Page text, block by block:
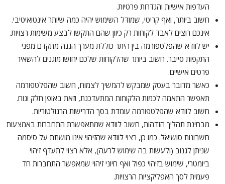
העדפות אישיות והגדרות פרטיות.
חשוב ביותר, ואף קריטי, שמודל השימוש יהיה כמה שיותר אינטואיטיבי.
אינכם רוצים לאבד לקוחות רק כיוון שהם התקשו לבצע משימות רצויות.
יש לוודא שהפלטפורמה בין היתר כוללת מערך הגנה מתקדם מפני
התקפות סייבר. חשוב ביותר שהלקוחות שלכם יחושו מוגנים להשאיר
פרטים אישיים.
כאשר מדובר בעסק שמבקש להמשיך לצמוח, חשוב שהפלטפורמה
תאפשר התאמה לכמות הלקוחות המתעדכנת, וזאת באופן חלק ונוח.
חשוב לוודא שהפלטפורמה עומדת בסך הדרישות הרגולטוריות.
מבחינת תהליך הזדהות, חשוב לוודא שמתאפשרת התחברות באמצעות
חשבונות סושיאל. כמו כן, רצוי לוודא שהזיהוי אינו מושתת על סיסמה
שניתן לגנוב (ולעשות בה שימוש לרעה), אלא רצוי לתעדף זיהוי
ביומטרי, שימוש בזיהוי כפול ואף חיוני זיהוי שמאפשר התחברות חד
פעמית לסך האפליקציות הרצויות.